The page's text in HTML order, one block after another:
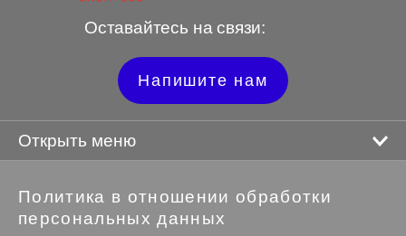
Оставайтесь на связи:
Напишите нам
Открыть меню
Политика в отношении обработки
персональных данных